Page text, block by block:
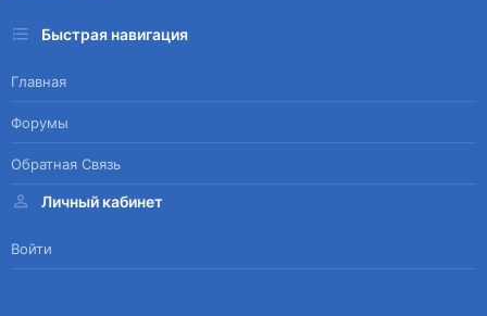
Быстрая навигация
Главная
Форумы
Обратная Связь
Личный кабинет
Войти